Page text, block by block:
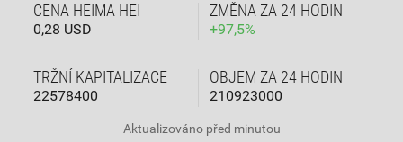
CENA HEIMA HEI
0,28 USD
ZMĚNA ZA 24 HODIN
+97,5%
TRŽNÍ KAPITALIZACE
22578400
OBJEM ZA 24 HODIN
210923000
Aktualizováno před minutou